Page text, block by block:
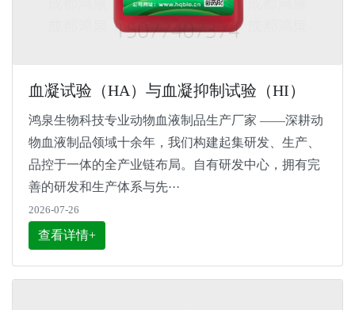
血凝试验（HA）与血凝抑制试验（HI）
鸿泉生物科技专业动物血液制品生产厂家 ——深耕动
物血液制品领域十余年，我们构建起集研发、生产、
品控于一体的全产业链布局。自有研发中心，拥有完
善的研发和生产体系与先···
2026-07-26
查看详情+